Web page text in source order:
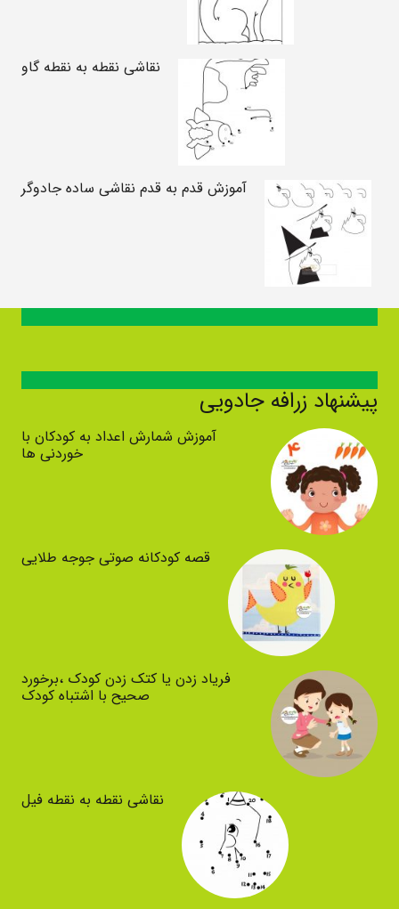
نقاشی نقطه به نقطه گاو
آموزش قدم به قدم نقاشی ساده جادوگر
پیشنهاد زرافه جادویی
آموزش شمارش اعداد به کودکان با
خوردنی ها
قصه کودکانه صوتی جوجه طلایی
فریاد زدن یا کتک زدن کودک ،برخورد
صحیح با اشتباه کودک
نقاشی نقطه به نقطه فیل